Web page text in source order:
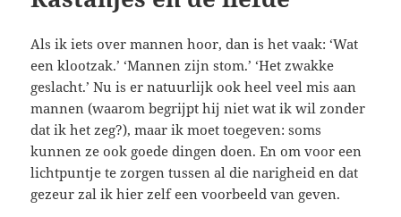
Als ik iets over mannen hoor, dan is het vaak: ‘Wat
een klootzak.’ ‘Mannen zijn stom.’ ‘Het zwakke
geslacht.’ Nu is er natuurlijk ook heel veel mis aan
mannen (waarom begrijpt hij niet wat ik wil zonder
dat ik het zeg?), maar ik moet toegeven: soms
kunnen ze ook goede dingen doen. En om voor een
lichtpuntje te zorgen tussen al die narigheid en dat
gezeur zal ik hier zelf een voorbeeld van geven.